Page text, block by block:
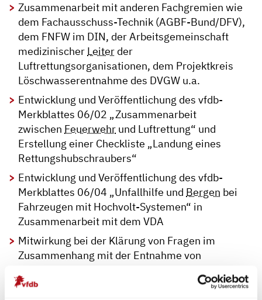
Zusammenarbeit mit anderen Fachgremien wie
dem Fachausschuss-Technik (AGBF-Bund/DFV),
dem FNFW im DIN, der Arbeitsgemeinschaft
medizinischer Leiter der
Luftrettungsorganisationen, dem Projektkreis
Löschwasserentnahme des DVGW u.a.
Entwicklung und Veröffentlichung des vfdb-
Merkblattes 06/02 „Zusammenarbeit
zwischen Feuerwehr und Luftrettung“ und
Erstellung einer Checkliste „Landung eines
Rettungshubschraubers“
Entwicklung und Veröffentlichung des vfdb-
Merkblattes 06/04 „Unfallhilfe und Bergen bei
Fahrzeugen mit Hochvolt-Systemen“ in
Zusammenarbeit mit dem VDA
Mitwirkung bei der Klärung von Fragen im
Zusammenhang mit der Entnahme von
Löschzwecken und Erstellung des Beiblattes 1